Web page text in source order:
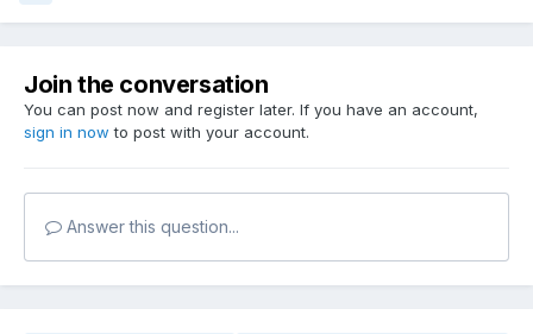
Join the conversation
You can post now and register later. If you have an account,
sign in now to post with your account.
Answer this question...